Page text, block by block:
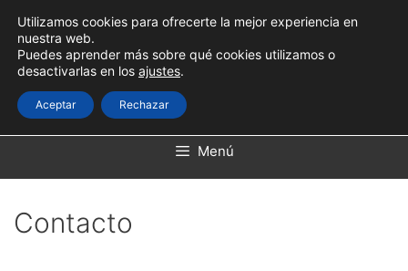
contenido
Menú
Contacto
Utilizamos cookies para ofrecerte la mejor experiencia en
nuestra web.
Puedes aprender más sobre qué cookies utilizamos o
desactivarlas en los ajustes.
Aceptar Rechazar